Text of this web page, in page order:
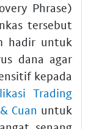
Phrase)
tersebut
hadir untuk
dana agar
kepada
Trading
Cuan untuk